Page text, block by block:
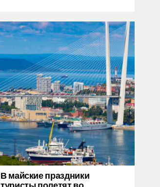
В майские праздники